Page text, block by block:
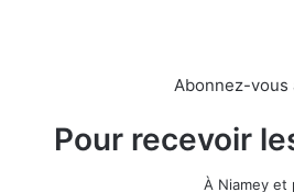
Abonnez-
Pour recevoir
À Niamey et